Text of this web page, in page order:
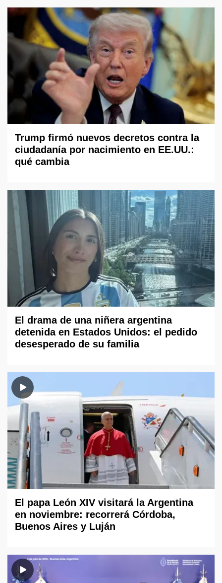
Trump firmó nuevos decretos contra la
ciudadanía por nacimiento en EE.UU.:
qué cambia
El drama de una niñera argentina
detenida en Estados Unidos: el pedido
desesperado de su familia
El papa León XIV visitará la Argentina
en noviembre: recorrerá Córdoba,
Buenos Aires y Luján